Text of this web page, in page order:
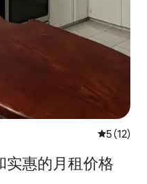
平均评分
5 (12)
实惠的月租价格